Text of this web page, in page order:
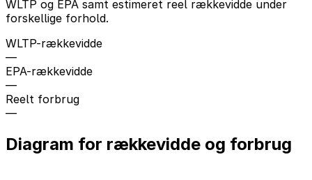
WLTP og EPA samt estimeret reel rækkevidde under
forskellige forhold.
WLTP-rækkevidde
—
EPA-rækkevidde
—
Reelt forbrug
—
Diagram for rækkevidde og forbrug